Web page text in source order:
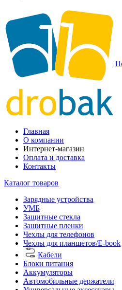
Главная
О компании
Интернет-магазин
Оплата и доставка
Контакты
Каталог товаров
Зарядные устройства
УМБ
Защитные стекла
Защитные пленки
Чехлы для телефонов
Чехлы для планшетов/E-book
Кабели
Блоки питания
Аккумуляторы
Автомобильные держатели